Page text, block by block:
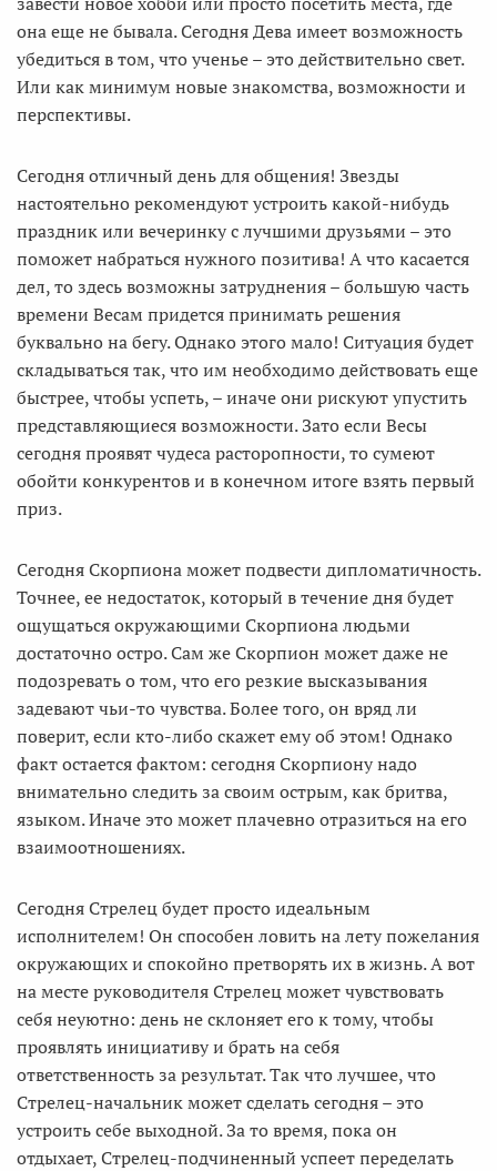
она еще не бывала. Сегодня Дева имеет возможность
убедиться в том, что ученье – это действительно свет.
Или как минимум новые знакомства, возможности и
перспективы.
Сегодня отличный день для общения! Звезды
настоятельно рекомендуют устроить какой-нибудь
праздник или вечеринку с лучшими друзьями – это
поможет набраться нужного позитива! А что касается
дел, то здесь возможны затруднения – большую часть
времени Весам придется принимать решения
буквально на бегу. Однако этого мало! Ситуация будет
складываться так, что им необходимо действовать еще
быстрее, чтобы успеть, – иначе они рискуют упустить
представляющиеся возможности. Зато если Весы
сегодня проявят чудеса расторопности, то сумеют
обойти конкурентов и в конечном итоге взять первый
приз.
Сегодня Скорпиона может подвести дипломатичность.
Точнее, ее недостаток, который в течение дня будет
ощущаться окружающими Скорпиона людьми
достаточно остро. Сам же Скорпион может даже не
подозревать о том, что его резкие высказывания
задевают чьи-то чувства. Более того, он вряд ли
поверит, если кто-либо скажет ему об этом! Однако
факт остается фактом: сегодня Скорпиону надо
внимательно следить за своим острым, как бритва,
языком. Иначе это может плачевно отразиться на его
взаимоотношениях.
Сегодня Стрелец будет просто идеальным
исполнителем! Он способен ловить на лету пожелания
окружающих и спокойно претворять их в жизнь. А вот
на месте руководителя Стрелец может чувствовать
себя неуютно: день не склоняет его к тому, чтобы
проявлять инициативу и брать на себя
ответственность за результат. Так что лучшее, что
Стрелец-начальник может сделать сегодня – это
устроить себе выходной. За то время, пока он
отдыхает, Стрелец-подчиненный успеет переделать